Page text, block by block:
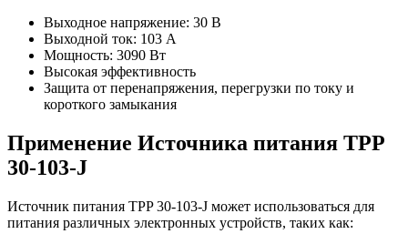
Выходное напряжение: 30 В
Выходной ток: 103 А
Мощность: 3090 Вт
Высокая эффективность
Защита от перенапряжения, перегрузки по току и
короткого замыкания
Применение Источника питания TPP
30-103-J
Источник питания TPP 30-103-J может использоваться для
питания различных электронных устройств, таких как: